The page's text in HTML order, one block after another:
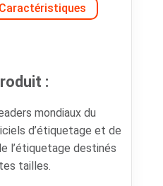
Caractéristiques
:
mondiaux du
d’étiquetage et de
l’étiquetage destinés
tailles.